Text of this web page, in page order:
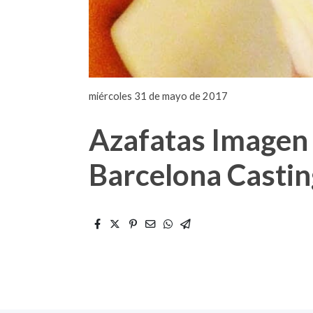
miércoles 31 de mayo de 2017
Azafatas
Barcelona